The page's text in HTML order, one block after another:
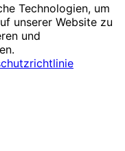
Technologien, um
unserer Website zu
und